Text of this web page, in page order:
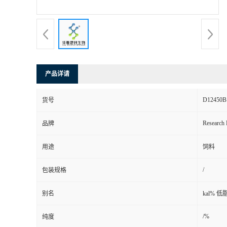
产品详请
货号 D12450B
品牌 Research
用途 饲料
包装规格 /
别名 kal% 低
纯度 /%